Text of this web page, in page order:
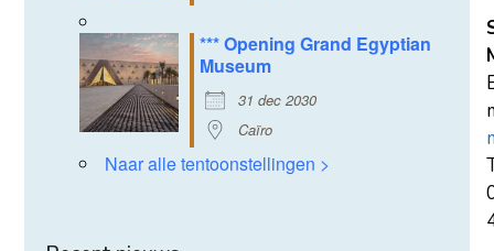
*** Opening Grand Egyptian
Museum
31 dec 2030
Caïro
Naar alle tentoonstellingen >